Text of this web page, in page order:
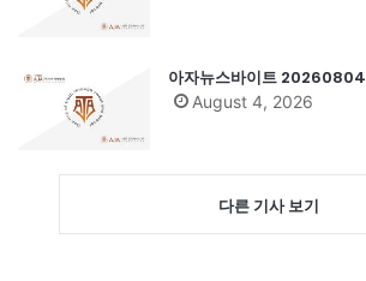
아자뉴스바이트 20260804
August 4, 2026
다른 기사 보기